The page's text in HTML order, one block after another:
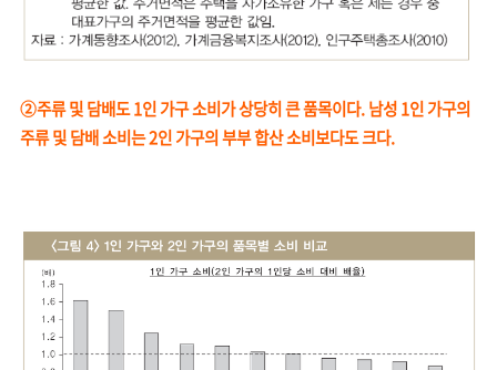
②주류 및 담배도 1인 가구 소비가 상당히 큰 품목이다. 남성 1인 가구의
주류 및 담배 소비는 2인 가구의 부부 합산 소비보다도 크다.